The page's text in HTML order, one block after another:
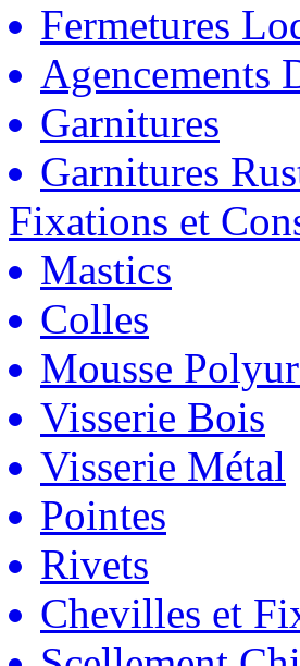
Fermetures
Agencements
Garnitures
Garnitures
Fixations et
Mastics
Colles
Mousse
Visserie Bois
Visserie Métal
Pointes
Rivets
Chevilles et